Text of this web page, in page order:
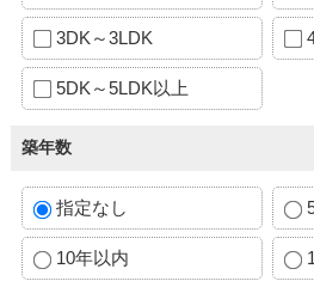
3DK～3LDK
5DK～5LDK以上
築年数
指定なし
10年以内